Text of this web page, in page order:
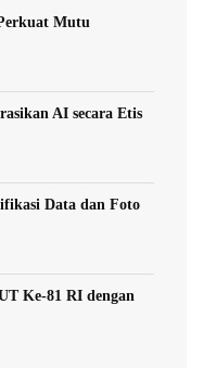
Mutu
AI secara Etis
Data dan Foto
Ke-81 RI dengan